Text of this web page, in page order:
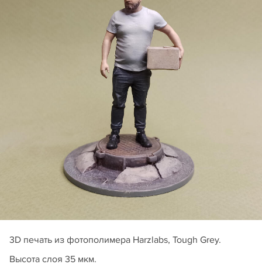
3D печать из фотополимера Harzlabs, Tough Grey.
Высота слоя 35 мкм.